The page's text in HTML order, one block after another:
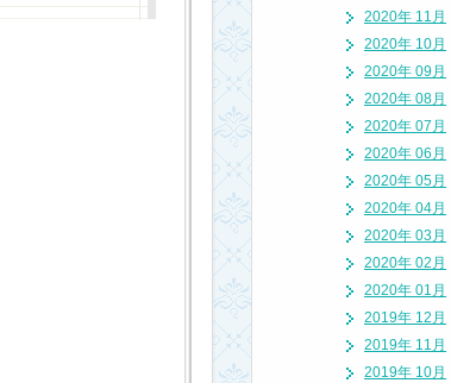
2020年 11月
2020年 10月
2020年 09月
2020年 08月
2020年 07月
2020年 06月
2020年 05月
2020年 04月
2020年 03月
2020年 02月
2020年 01月
2019年 12月
2019年 11月
2019年 10月